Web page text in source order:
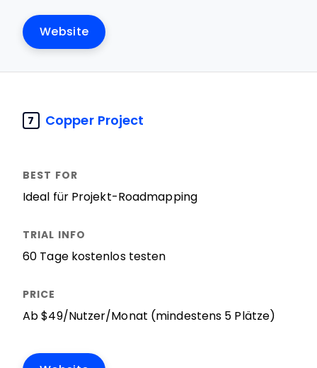
Website
7 Copper Project
Ideal für Projekt-Roadmapping
60 Tage kostenlos testen
Ab $49/Nutzer/Monat (mindestens 5 Plätze)